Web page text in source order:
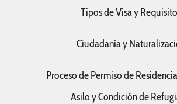
Tipos de Visa y
Ciudadanía y
Proceso de Permiso de
Asilo y Condición de